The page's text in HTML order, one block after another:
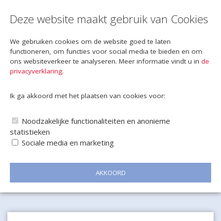
Deze website maakt gebruik van Cookies
We gebruiken cookies om de website goed te laten
functioneren, om functies voor social media te bieden en om
ons websiteverkeer te analyseren. Meer informatie vindt u in de
privacyverklaring.
Ik ga akkoord met het plaatsen van cookies voor:
Noodzakelijke functionaliteiten en anonieme
statistieken
Sociale media en marketing
AKKOORD